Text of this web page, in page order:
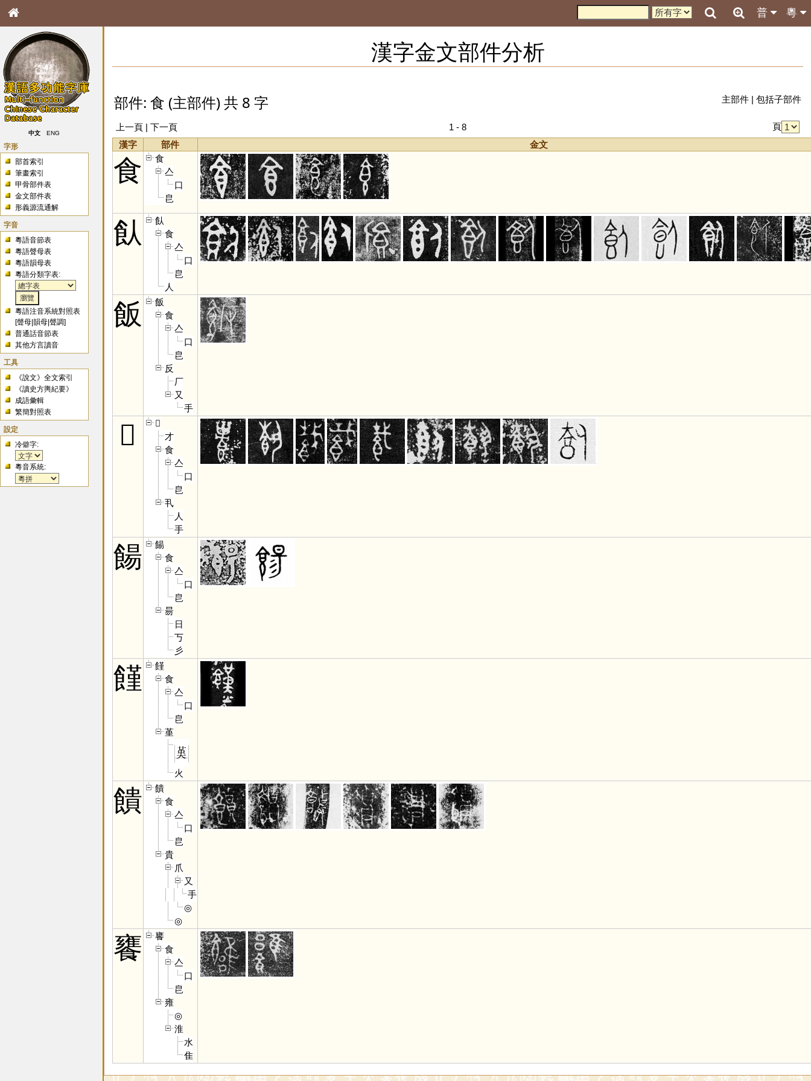
粵
普
中文 ENG
字形
部首索引
筆畫索引
甲骨部件表
金文部件表
形義源流通解
字音
粵語音節表
粵語聲母表
粵語韻母表
粵語分類字表:
粵語注音系統對照表
[聲母 |韻母 |聲調]
普通話音節表
其他方言讀音
工具
《說文》全文索引
《讀史方輿紀要》
成語彙輯
繁簡對照表
設定
冷僻字:
粵音系統:
漢字金文部件分析
部件: 食 (主部件) 共 8 字 主部件| 包括子部件
上一頁 | 下一頁 1 - 8
頁
漢字
部件 金文
食
食
亼
口
皀
飤
飤
食
亼
口
皀
人
飯
飯
食
亼
口
皀
反
厂
又
手
𩛥
𩛥
才
食
亼
口
皀
丮
人
手
餳
餳
食
亼
口
皀
昜
日
丂
彡
饉
饉
食
亼
口
皀
堇
火
饋
饋
食
亼
口
皀
貴
爪
又
手
◎
◎
饔
饔
食
亼
口
皀
雍
◎
淮
水
隹